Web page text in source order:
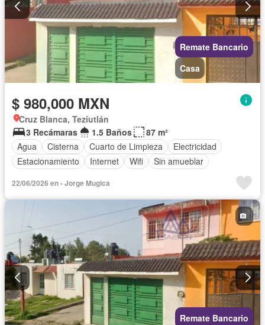
Remate Bancario
Casa
$ 980,000 MXN
Cruz Blanca, Teziutlán
3 Recámaras
1.5 Baños
87 m²
Agua
Cisterna Cuarto de Limpieza
Electricidad
Estacionamiento
Internet Wifi Sin amueblar
22/06/2026 en - Jorge Mugica
Remate Bancario